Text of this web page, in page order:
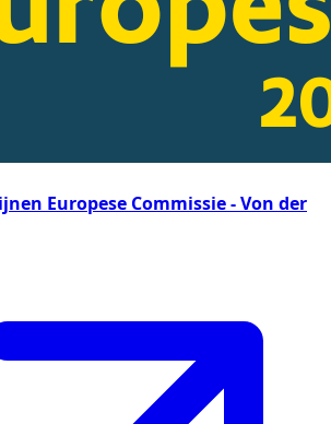
Europese Commissie - Von der